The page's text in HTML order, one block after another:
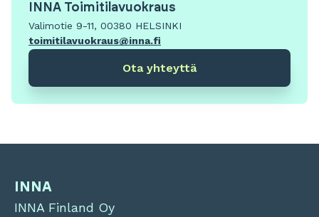
INNA Toimitilavuokraus
Valimotie 9-11, 00380 HELSINKI
toimitilavuokraus@inna.fi
Ota yhteyttä
INNA
INNA Finland Oy